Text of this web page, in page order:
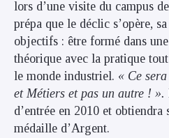
lors d’une visite du campus
prépa que le déclic s’opère,
objectifs : être formé dans
théorique avec la pratique
le monde industriel. « Ce
et Métiers et pas un autre ! ».
d’entrée en 2010 et
médaille d’Argent.